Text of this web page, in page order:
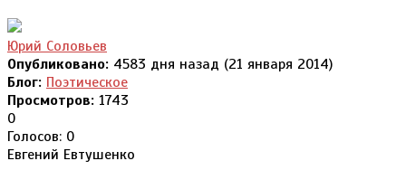
Юрий Соловьев
Опубликовано: 4583 дня назад (21 января 2014)
Блог: Поэтическое
Просмотров: 1743
0
Голосов: 0
Евгений Евтушенко